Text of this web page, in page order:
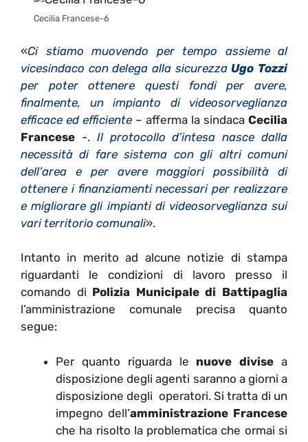
Cecilia Francese-6
«Ci stiamo muovendo per tempo assieme al
vicesindaco con delega alla sicurezzaUgo Tozzi
per poter ottenere questi fondi per avere,
finalmente, un impianto di videosorveglianza
efficace ed efficiente – afferma la sindaca Cecilia
Francese -. Il protocollo d’intesa nasce dalla
necessità di fare sistema con gli altri comuni
dell’area e per avere maggiori possibilità di
ottenere i finanziamenti necessari per realizzare
e migliorare gli impianti di videosorveglianza sui
vari territorio comunali».
Intanto in merito ad alcune notizie di stampa
riguardanti le condizioni di lavoro presso il
comando di Polizia Municipale di Battipaglia
l’amministrazione comunale precisa quanto
segue:
Per quanto riguarda le nuove divise a
disposizione degli agenti saranno a giorni a
disposizione degli operatori. Si tratta di un
impegno dell’amministrazione Francese
che ha risolto la problematica che ormai si